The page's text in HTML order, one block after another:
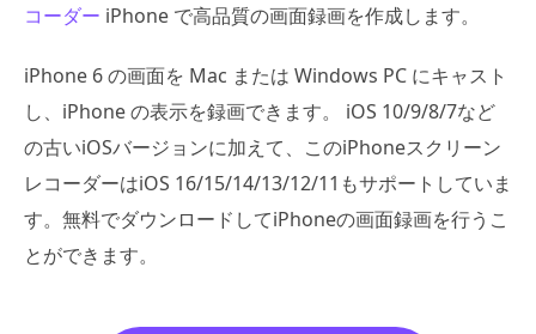
コーダー iPhone で高品質の画面録画を作成します。
iPhone 6 の画面を Mac または Windows PC にキャスト
し、iPhone の表示を録画できます。 iOS 10/9/8/7など
の古いiOSバージョンに加えて、このiPhoneスクリーン
レコーダーはiOS 16/15/14/13/12/11もサポートしていま
す。無料でダウンロードしてiPhoneの画面録画を行うこ
とができます。